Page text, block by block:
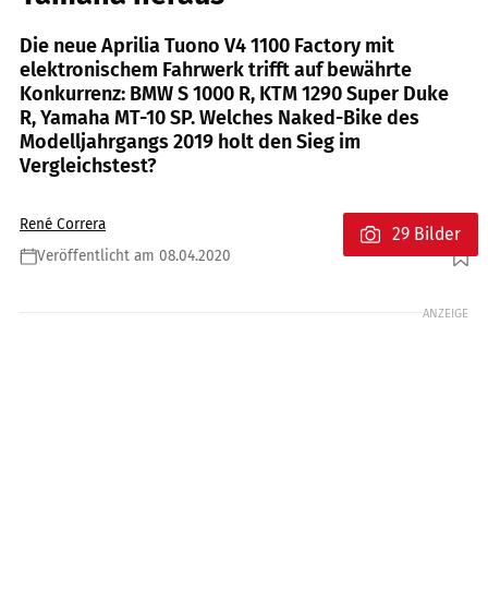
Die neue Aprilia Tuono V4 1100 Factory mit
elektronischem Fahrwerk trifft auf bewährte
Konkurrenz: BMW S 1000 R, KTM 1290 Super Duke
R, Yamaha MT-10 SP. Welches Naked-Bike des
Modelljahrgangs 2019 holt den Sieg im
Vergleichstest?
René Correra
Veröffentlicht am 08.04.2020
Foto: fact
29 Bilder
ANZEIGE